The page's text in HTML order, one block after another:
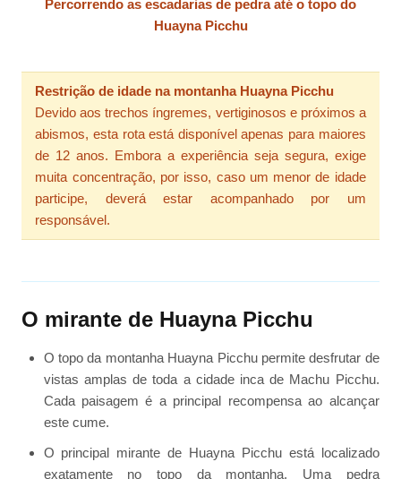
Percorrendo as escadarias de pedra até o topo do
Huayna Picchu
Restrição de idade na montanha Huayna Picchu
Devido aos trechos íngremes, vertiginosos e próximos a
abismos, esta rota está disponível apenas para maiores
de 12 anos. Embora a experiência seja segura, exige
muita concentração, por isso, caso um menor de idade
participe, deverá estar acompanhado por um
responsável.
O mirante de Huayna Picchu
O topo da montanha Huayna Picchu permite desfrutar de
vistas amplas de toda a cidade inca de Machu Picchu.
Cada paisagem é a principal recompensa ao alcançar
este cume.
O principal mirante de Huayna Picchu está localizado
exatamente no topo da montanha. Uma pedra